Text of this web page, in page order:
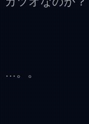
…。。